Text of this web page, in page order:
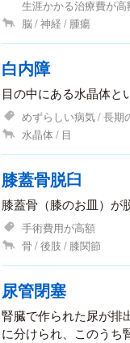
生涯かかる治療費が高
脳 神経 腫瘍
白内障
目の中にある水晶体と
めずらしい病気 長期
水晶体
目
膝蓋骨脱臼
膝蓋骨（膝のお皿）が
手術費用が高額
骨 後肢 膝関節
尿管閉塞
腎臓で作られた尿が排
に分けられ、このうち